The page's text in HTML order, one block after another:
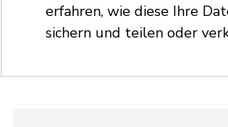
erfahren, wie diese Ihre
sichern und teilen oder